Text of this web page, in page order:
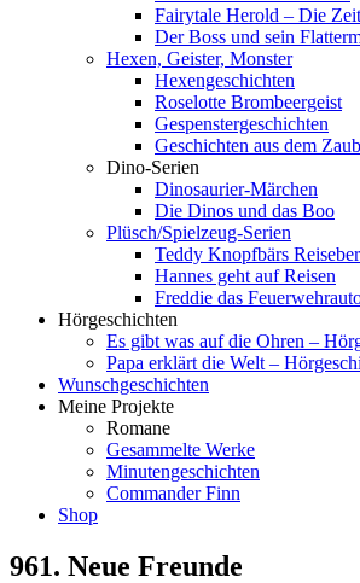
Fairytale Herold – Die
Der Boss und sein
Hexen, Geister, Monster
Hexengeschichten
Roselotte Brombeergeist
Gespenstergeschichten
Geschichten aus dem
Dino-Serien
Dinosaurier-Märchen
Die Dinos und das Boo
Plüsch/Spielzeug-Serien
Teddy Knopfbärs
Hannes geht auf Reisen
Freddie das
Hörgeschichten
Es gibt was auf die Ohren –
Papa erklärt die Welt –
Wunschgeschichten
Meine Projekte
Romane
Gesammelte Werke
Minutengeschichten
Commander Finn
Shop
961. Neue Freunde